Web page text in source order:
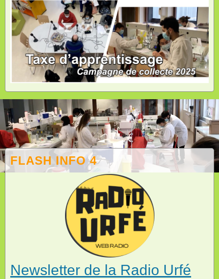
FLASH INFO 4
Newsletter de la Radio Urfé